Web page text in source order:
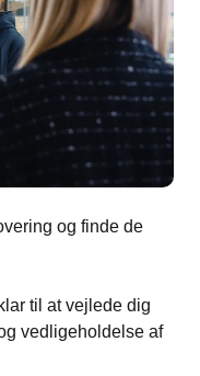
og finde de
til at vejlede dig
vedligeholdelse af